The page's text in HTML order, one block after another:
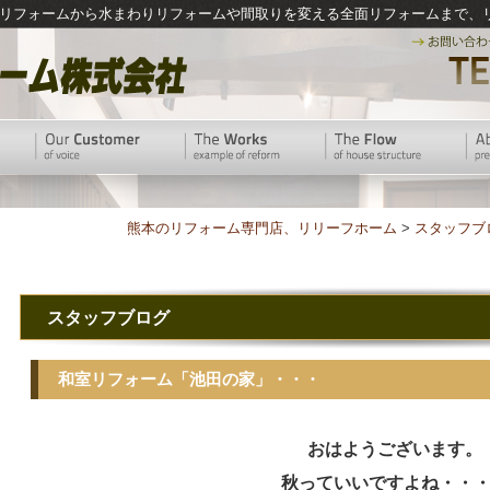
フォームから水まわりリフォームや間取りを変える全面リフォームまで
熊本のリフォーム専門店、リリーフホーム > スタッフブ
スタッフブログ
和室リフォーム「池田の家」・・・
おはようございます。
秋っていいですよね・・